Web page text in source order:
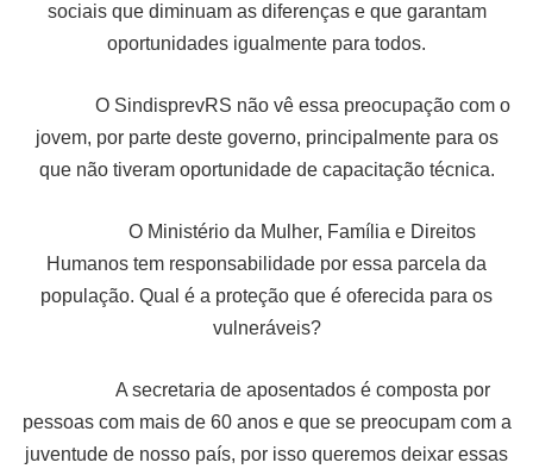
sociais que diminuam as diferenças e que garantam
oportunidades igualmente para todos.
O SindisprevRS não vê essa preocupação com o
jovem, por parte deste governo, principalmente para os
que não tiveram oportunidade de capacitação técnica.
O Ministério da Mulher, Família e Direitos
Humanos tem responsabilidade por essa parcela da
população. Qual é a proteção que é oferecida para os
vulneráveis?
A secretaria de aposentados é composta por
pessoas com mais de 60 anos e que se preocupam com a
juventude de nosso país, por isso queremos deixar essas